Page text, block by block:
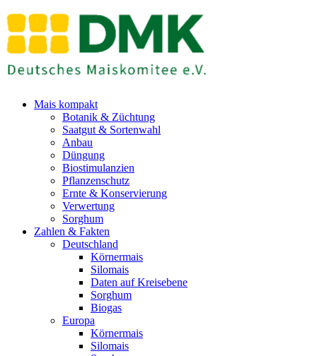
Mais kompakt
Botanik & Züchtung
Saatgut & Sortenwahl
Anbau
Düngung
Biostimulanzien
Pflanzenschutz
Ernte & Konservierung
Verwertung
Sorghum
Zahlen & Fakten
Deutschland
Körnermais
Silomais
Daten auf Kreisebene
Sorghum
Biogas
Europa
Körnermais
Silomais